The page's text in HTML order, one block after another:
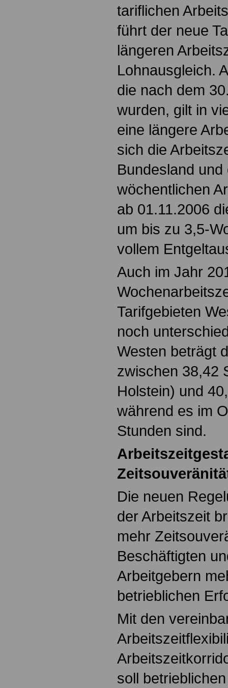
tariflichen
führt der neue
längeren
Lohnausgleich.
die nach dem
wurden, gilt in
eine längere
sich die
Bundesland
wöchentlichen
ab 01.11.2006
um bis zu 3,5-
vollem
Auch im Jahr
Tarifgebieten
noch
Westen beträgt
zwischen 38,42
Holstein) und
während es im
Stunden sind.
Die neuen
der Arbeitszeit
mehr
Beschäftigten
Arbeitgebern
betrieblichen
Mit den
soll